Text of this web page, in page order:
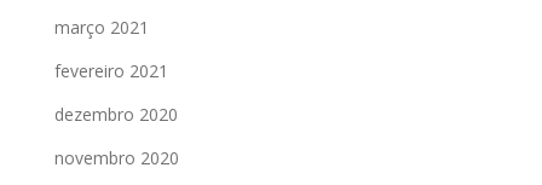
março 2021
fevereiro 2021
dezembro 2020
novembro 2020